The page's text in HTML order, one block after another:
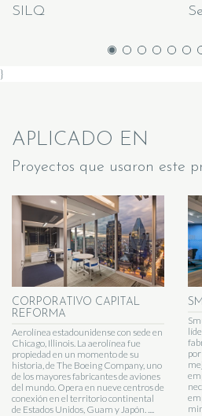
SILQ
}
APLICADO EN
Proyectos que usaron este
CORPORATIVO CAPITAL
REFORMA
Aerolínea estadounidense con sede en
Chicago, Illinois. La aerolínea fue
propiedad en un momento de su
historia, de The Boeing Company, uno
de los mayores fabricantes de aviones
del mundo. Opera en nueve centros de
conexión en el territorio continental
de Estados Unidos, Guam y Japón. ....